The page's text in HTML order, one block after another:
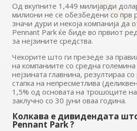
Од вкупните 1,449 милијарди
милиони не се обезбедени со прв
значи дури и некоја компанија да
Pennant Park ќе биде во првиот
за нејзините средства.
Чекорите што ги презеде за
на компаниите со средна
нејзината главнина, резултираа
стапка на непресметлива
1,5% од основата на трошоците
заклучно со 30 јуни оваа година.
Колкава е дивидендата
Pennant Park ?